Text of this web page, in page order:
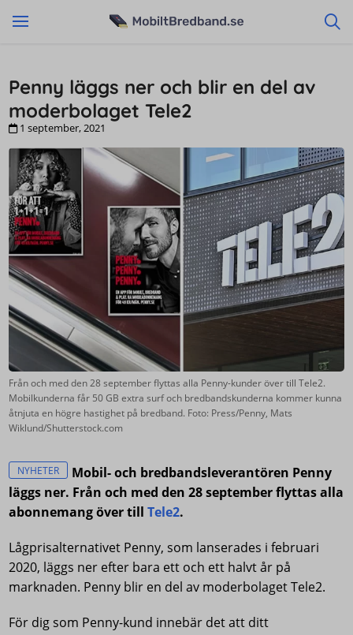
Penny läggs ner och blir en del av
moderbolaget Tele2
1 september, 2021
Från och med den 28 september flyttas alla Penny-kunder över till Tele2.
Mobilkunderna får 50 GB extra surf och bredbandskunderna kommer kunna
åtnjuta en högre hastighet på bredband. Foto: Press/Penny, Mats
Wiklund/Shutterstock.com
NYHETER
Mobil- och bredbandsleverantören Penny
läggs ner. Från och med den 28 september flyttas alla
abonnemang över tillTele2.
Lågprisalternativet Penny, som lanserades i februari
2020, läggs ner efter bara ett och ett halvt år på
marknaden. Penny blir en del av moderbolaget Tele2.
För dig som Penny-kund innebär det att ditt